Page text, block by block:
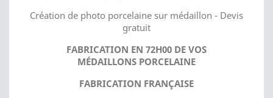
Création de photo porcelaine sur médaillon - Devis
gratuit
FABRICATION EN 72H00 DE VOS
MÉDAILLONS PORCELAINE
FABRICATION FRANÇAISE